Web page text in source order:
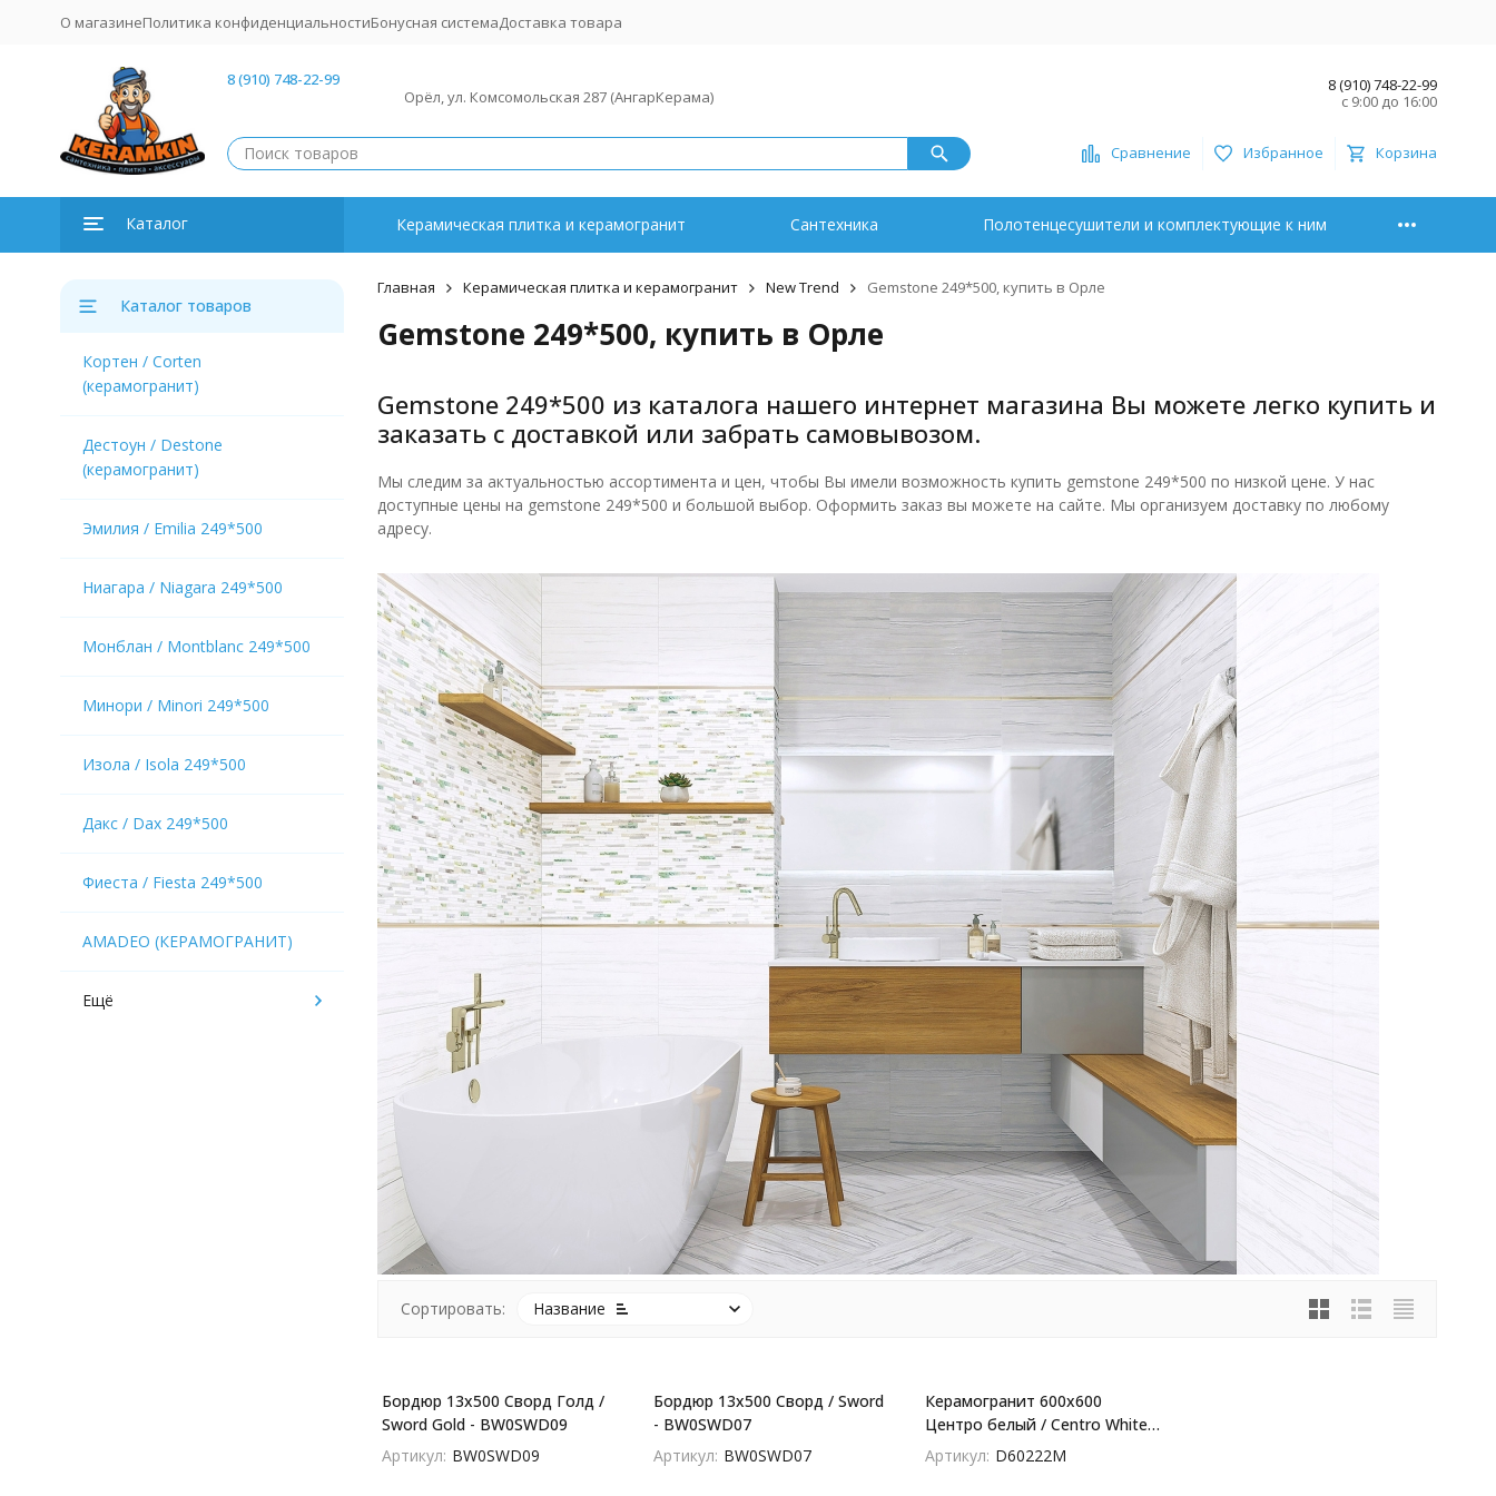
О магазинеПолитика конфиденциальностиБонусная системаДоставка товара
8 (910) 748-22-99
Орёл, ул. Комсомольская 287 (АнгарКерама)
8 (910) 748-22-99
с 9:00 до 16:00
Сравнение Избранное Корзина
Каталог Керамическая плитка и керамогранит Сантехника Полотенцесушители и комплектующие к ним
Главная Керамическая плитка и керамогранит New Trend Gemstone 249*500, купить в Орле
Gemstone 249*500, купить в Орле
Gemstone 249*500 из каталога нашего интернет магазина Вы можете легко купить и
заказать с доставкой или забрать самовывозом.
Мы следим за актуальностью ассортимента и цен, чтобы Вы имели возможность купить gemstone 249*500 по низкой цене. У нас
доступные цены на gemstone 249*500 и большой выбор. Оформить заказ вы можете на сайте. Мы организуем доставку по любому
адресу.
Сортировать: Название
Бордюр 13x500 Сворд Голд /
Sword Gold - BW0SWD09
Артикул: BW0SWD09
Бордюр 13x500 Сворд / Sword
- BW0SWD07
Артикул: BW0SWD07
Керамогранит 600x600
Центро белый / Centro White -
D60222M
Артикул: D60222M
Каталог товаров
Кортен / Corten
(керамогранит)
Дестоун / Destone
(керамогранит)
Эмилия / Emilia 249*500
Ниагара / Niagara 249*500
Монблан / Montblanc 249*500
Минори / Minori 249*500
Изола / Isola 249*500
Дакс / Dax 249*500
Фиеста / Fiesta 249*500
AMADEO (КЕРАМОГРАНИТ)
Ещё